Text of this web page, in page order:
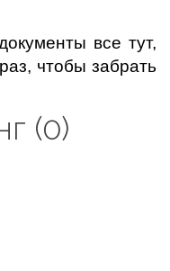
все тут,
чтобы забрать
(0)